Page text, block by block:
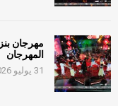
مهرجان
المهرجان
31 يوليو 2026